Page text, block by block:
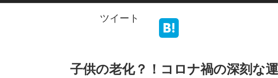
ツイート
子供の老化？！コロナ禍の深刻な